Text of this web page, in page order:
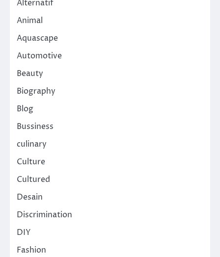
Alternatif
Animal
Aquascape
Automotive
Beauty
Biography
Blog
Bussiness
culinary
Culture
Cultured
Desain
Discrimination
DIY
Fashion